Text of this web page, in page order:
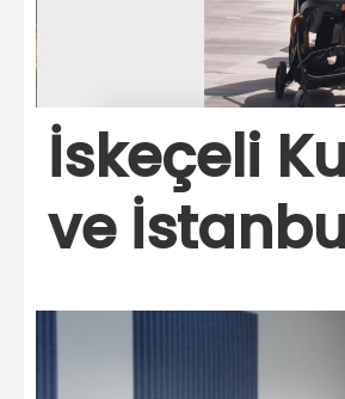
İskeçeli
ve